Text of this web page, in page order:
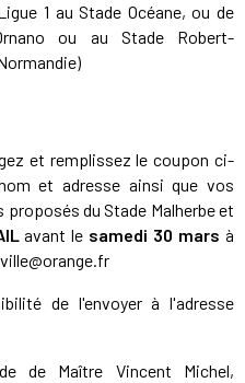
1 au Stade Océane, ou de
ou au Stade Robert-
et remplissez le coupon ci-
et adresse ainsi que vos
du Stade Malherbe et
avant le samedi 30 mars à
de l'envoyer à l'adresse
de Maître Vincent Michel,